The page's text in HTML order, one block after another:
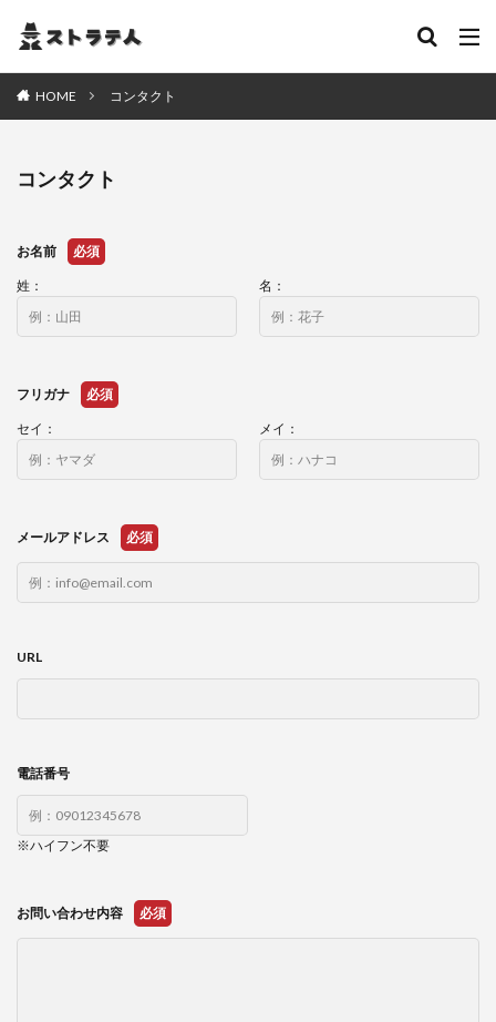
HOME コンタクト
コンタクト
お名前 必須
姓： 名：
フリガナ 必須
セイ： メイ：
メールアドレス 必須
URL
電話番号
※ハイフン不要
お問い合わせ内容 必須